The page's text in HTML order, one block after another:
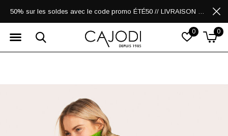
0 0
50% sur les soldes avec le code promo ÉTÉ50 // LIVRAISON GRATUITE POUR LES ACHATS DE 250$ ET PLUS